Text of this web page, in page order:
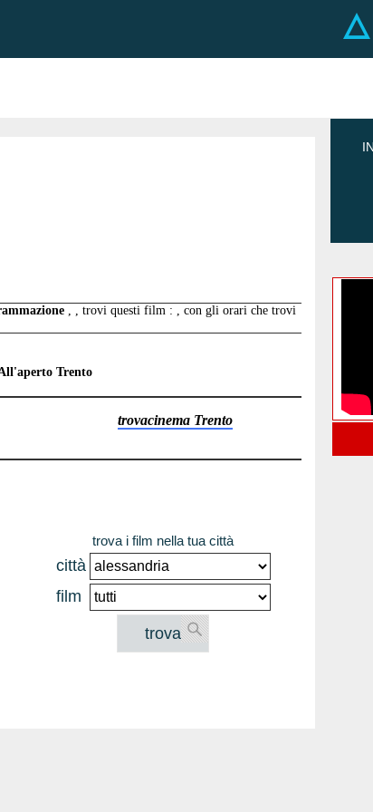
, , trovi questi film : , con gli orari che trovi
Trento
trovacinema Trento
trova i film nella tua città
città
film
trova